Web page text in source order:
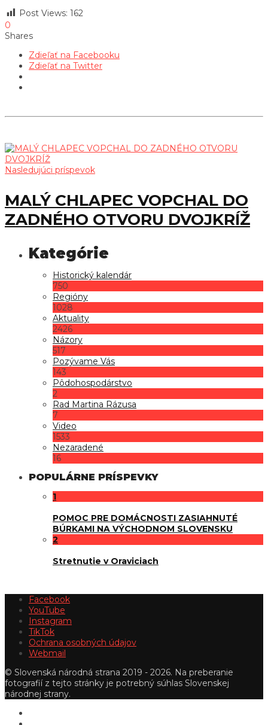
Post Views: 162
0
Shares
Zdieľať na Facebooku
Zdieľať na Twitter
Nasledujúci príspevok
MALÝ CHLAPEC VOPCHAL DO
ZADNÉHO OTVORU DVOJKRÍŽ
Historický kalendár
750
Regióny
1028
Aktuality
2426
Názory
517
Pozývame Vás
143
Pôdohospodárstvo
2
Rad Martina Rázusa
7
Video
1533
Nezaradené
16
POPULÁRNE PRÍSPEVKY
1
POMOC PRE DOMÁCNOSTI ZASIAHNUTÉ
BÚRKAMI NA VÝCHODNOM SLOVENSKU
2
Stretnutie v Oraviciach
Facebook
YouTube
Instagram
TikTok
Ochrana osobných údajov
Webmail
© Slovenská národná strana 2019 - 2026. Na preberanie
fotografií z tejto stránky je potrebný súhlas Slovenskej
národnej strany.